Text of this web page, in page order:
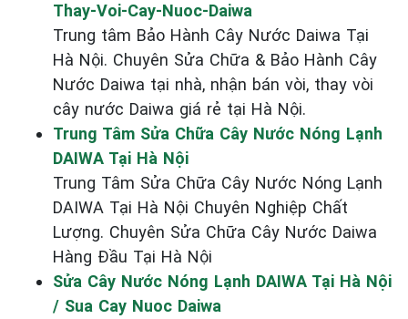
Thay-Voi-Cay-Nuoc-Daiwa
Trung tâm Bảo Hành Cây Nước Daiwa Tại
Hà Nội. Chuyên Sửa Chữa & Bảo Hành Cây
Nước Daiwa tại nhà, nhận bán vòi, thay vòi
cây nước Daiwa giá rẻ tại Hà Nội.
Trung Tâm Sửa Chữa Cây Nước Nóng Lạnh
DAIWA Tại Hà Nội
Trung Tâm Sửa Chữa Cây Nước Nóng Lạnh
DAIWA Tại Hà Nội Chuyên Nghiệp Chất
Lượng. Chuyên Sửa Chữa Cây Nước Daiwa
Hàng Đầu Tại Hà Nội
Sửa Cây Nước Nóng Lạnh DAIWA Tại Hà Nội
/ Sua Cay Nuoc Daiwa